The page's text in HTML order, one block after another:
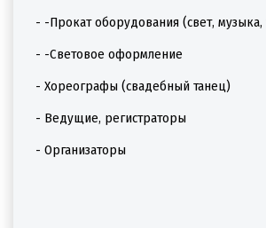
- -Прокат оборудования (свет, музыка,
- -Световое оформление
- Хореографы (свадебный танец)
- Ведущие, регистраторы
- Организаторы